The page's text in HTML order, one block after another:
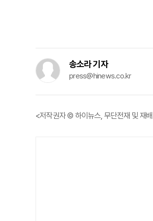
송소라 기자
press@hinews.co.kr
<저작권자 © 하이뉴스, 무단전재 및 재